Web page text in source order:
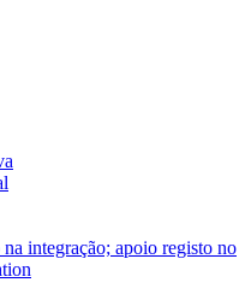
integração; apoio registo no